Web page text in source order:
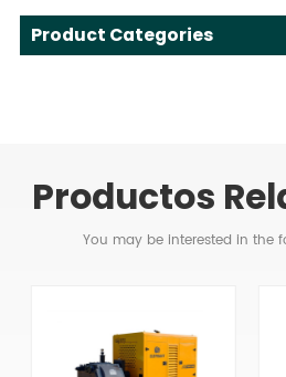
Product Categories
Productos
You may be interested in the